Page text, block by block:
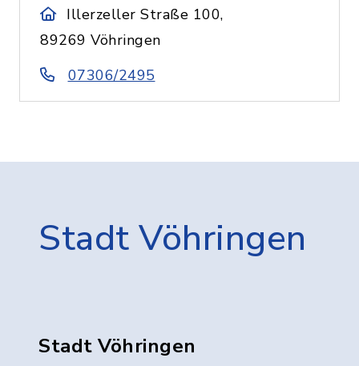
Illerzeller Straße 100,
89269 Vöhringen
07306/2495
Stadt Vöhringen
Stadt Vöhringen